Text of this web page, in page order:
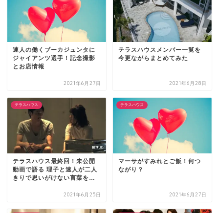
速人の働くブーカジュンタに
ジャイアンツ選手！記念撮影
とお店情報
2021年6月27日
テラスハウスメンバー一覧を
今更ながらまとめてみた
2021年6月28日
テラスハウス
テラスハウス最終回！未公開
動画で語る 理子と速人が二人
きりで思いがけない言葉を…
2021年6月25日
テラスハウス
マーサがすみれとご飯！何つ
ながり？
2021年6月27日